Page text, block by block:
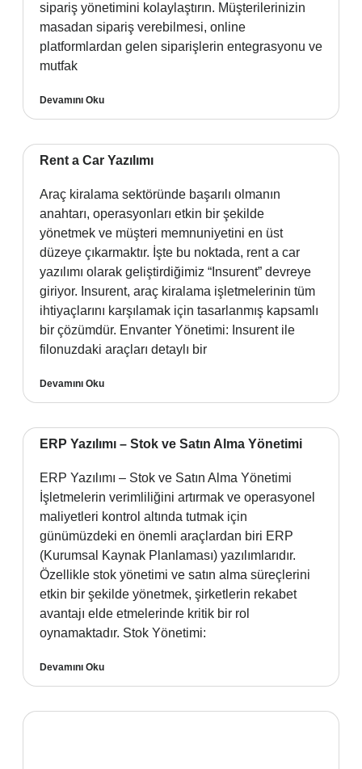
sipariş yönetimini kolaylaştırın. Müşterilerinizin
masadan sipariş verebilmesi, online
platformlardan gelen siparişlerin entegrasyonu ve
mutfak
Devamını Oku
Rent a Car Yazılımı
Araç kiralama sektöründe başarılı olmanın
anahtarı, operasyonları etkin bir şekilde
yönetmek ve müşteri memnuniyetini en üst
düzeye çıkarmaktır. İşte bu noktada, rent a car
yazılımı olarak geliştirdiğimiz “Insurent” devreye
giriyor. Insurent, araç kiralama işletmelerinin tüm
ihtiyaçlarını karşılamak için tasarlanmış kapsamlı
bir çözümdür. Envanter Yönetimi: Insurent ile
filonuzdaki araçları detaylı bir
Devamını Oku
ERP Yazılımı – Stok ve Satın Alma Yönetimi
ERP Yazılımı – Stok ve Satın Alma Yönetimi
İşletmelerin verimliliğini artırmak ve operasyonel
maliyetleri kontrol altında tutmak için
günümüzdeki en önemli araçlardan biri ERP
(Kurumsal Kaynak Planlaması) yazılımlarıdır.
Özellikle stok yönetimi ve satın alma süreçlerini
etkin bir şekilde yönetmek, şirketlerin rekabet
avantajı elde etmelerinde kritik bir rol
oynamaktadır. Stok Yönetimi:
Devamını Oku